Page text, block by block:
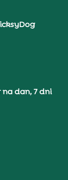
dan, 7 dni